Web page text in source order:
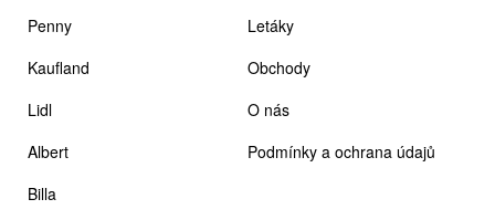
Penny
Kaufland
Lidl
Albert
Billa
Letáky
Obchody
O nás
Podmínky a ochrana údajů